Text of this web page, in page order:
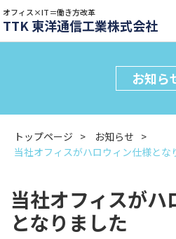
オフィス×IT＝働き方改革
TTK 東洋通信工業株式会社
お知ら
トップページ
お知らせ
当社オフィスがハロウィン仕様とな
当社オフィスがハ
となりました